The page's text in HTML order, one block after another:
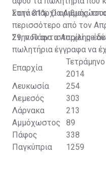
κατά 31%. Ο αριθμός
Στην επαρχία
περισσότερο από τον
29, που αντιστοιχεί με
Στην Πάφο ο Απρίλης
πωλητήρια έγγραφα να
Επαρχία
Τετράμηνο
2014
Λευκωσία
254
Λεμεσός
303
Λάρνακα
213
Αμμόχωστος
89
Πάφος
338
Παγκύπρια
1259